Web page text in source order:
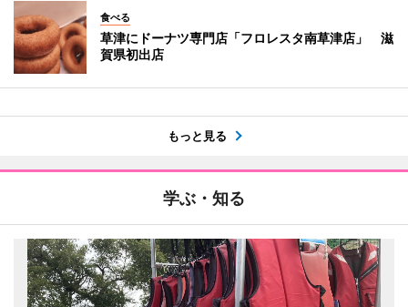
食べる
草津にドーナツ専門店「フロレスタ南草津店」 滋
賀県初出店
もっと見る
学ぶ・知る